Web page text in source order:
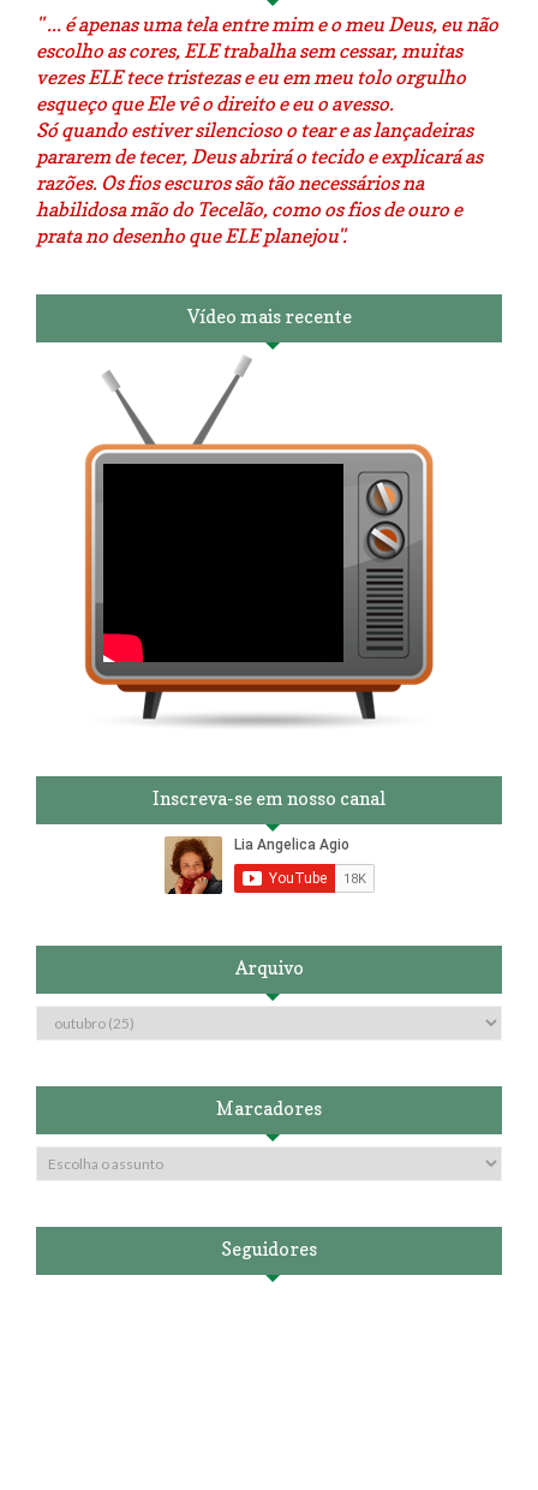
" ... é apenas uma tela entre mim e o meu Deus, eu não
escolho as cores, ELE trabalha sem cessar, muitas
vezes ELE tece tristezas e eu em meu tolo orgulho
esqueço que Ele vê o direito e eu o avesso.
Só quando estiver silencioso o tear e as lançadeiras
pararem de tecer, Deus abrirá o tecido e explicará as
razões. Os fios escuros são tão necessários na
habilidosa mão do Tecelão, como os fios de ouro e
prata no desenho que ELE planejou".
Vídeo mais recente
Inscreva-se em nosso canal
Arquivo
Marcadores
Seguidores